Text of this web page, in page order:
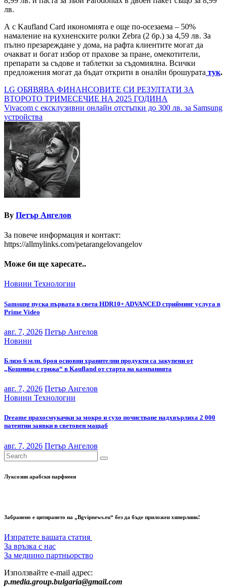
лв.
А с Kaufland Card икономията е още по-осезаема – 50%
намаление на кухненските ролки Zebra (2 бр.) за 4,59 лв. За
пълно презареждане у дома, на рафта клиентите могат да
очакват и богат избор от прахове за пране, омекотители,
препарати за съдове и таблетки за съдомиялна. Всички
предложения могат да бъдат открити в оналйн брошурата тук.
Навигация
LG ОБЯВЯВА ФИНАНСОВИТЕ СИ РЕЗУЛТАТИ ЗА
ВТОРОТО ТРИМЕСЕЧИЕ НА 2025 ГОДИНА
Vivacom с ексклузивни онлайн отстъпки до 300 лв. за Samsung
устройства
By Петър Ангелов
За повече информация и контакт:
https://allmylinks.com/petarangelovangelov
Може би ще харесате..
Новини Технологии
Samsung пуска първата в света HDR10+ ADVANCED стрийминг услуга в
Prime Video
авг. 7, 2026 Петър Ангелов
Новини
Близо 6 млн. броя основни хранителни продукти са закупени от
„Кошница с грижа“ в Kaufland от старта на кампанията
авг. 7, 2026 Петър Ангелов
Новини Технологии
Dreame прахосмукачки за мокро и сухо почистване надхвърлиха 2 000
патентни заявки в световен мащаб
авг. 7, 2026 Петър Ангелов
Луксозни арабски парфюми
Забранено е цитирането на „Bgvipnews.eu“ без да бъде приложен хиперлинк!
Изпратете вашата статия
За връзка с нас
За медиино партньорство
Използвайте e-mail адрес:
p.media.group.bulgaria@gmail.com